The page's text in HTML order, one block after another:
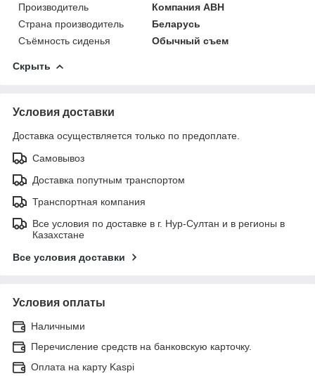
Производитель
Компания АВН
Страна производитель
Беларусь
Съёмность сиденья
Обычный съем
Скрыть
Условия доставки
Доставка осуществляется только по предоплате.
Самовывоз
Доставка попутным транспортом
Транспортная компания
Все условия по доставке в г. Нур-Султан и в регионы в
Казахстане
Все условия доставки
Условия оплаты
Наличными
Перечисление средств на банковскую карточку.
Оплата на карту Kaspi